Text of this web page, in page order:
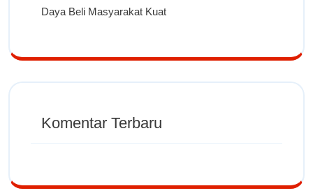
Daya Beli Masyarakat Kuat
Komentar Terbaru